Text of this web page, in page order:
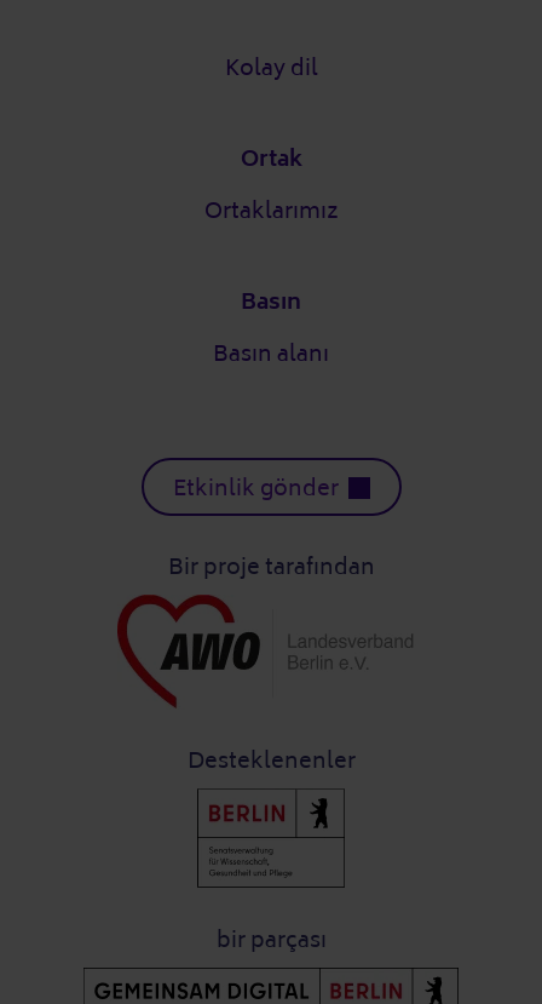
Kolay dil
Ortak
Ortaklarımız
Basın
Basın alanı
Etkinlik gönder
Bir proje tarafından
Desteklenenler
bir parçası